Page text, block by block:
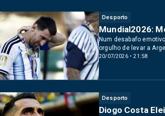
Desporto
20/07/2026 • 21:58
Mundial2026:
Num desabafo
orgulho de levar a
Desporto
Diogo Costa